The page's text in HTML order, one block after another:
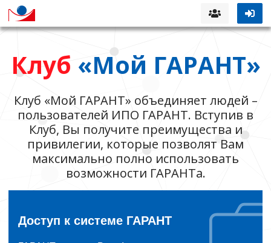
Клуб «Мой ГАРАНТ»
Клуб «Мой ГАРАНТ» объединяет людей –
пользователей ИПО ГАРАНТ. Вступив в
Клуб, Вы получите преимущества и
привилегии, которые позволят Вам
максимально полно использовать
возможности ГАРАНТа.
Доступ к системе ГАРАНТ